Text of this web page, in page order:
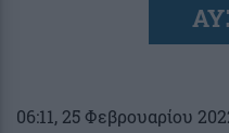
06:11, 25 Φεβρουαρίου